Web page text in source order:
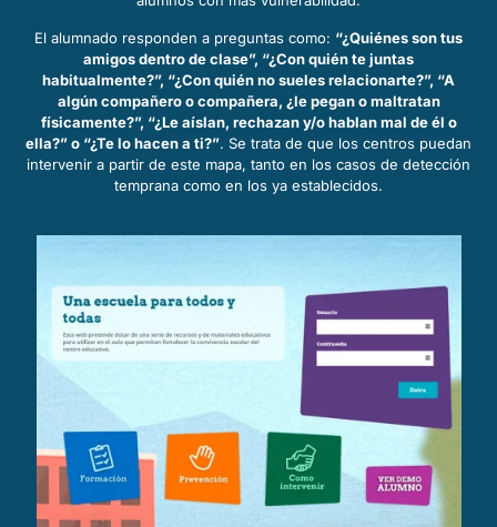
El alumnado responden a preguntas como: “¿Quiénes son tus
amigos dentro de clase”, “¿Con quién te juntas
habitualmente?”, “¿Con quién no sueles relacionarte?”, “A
algún compañero o compañera, ¿le pegan o maltratan
físicamente?”, “¿Le aíslan, rechazan y/o hablan mal de él o
ella?” o “¿Te lo hacen a ti?”. Se trata de que los centros puedan
intervenir a partir de este mapa, tanto en los casos de detección
temprana como en los ya establecidos.